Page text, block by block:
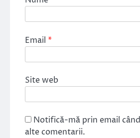
Email *
Site web
Notifică-mă prin email
alte comentarii.